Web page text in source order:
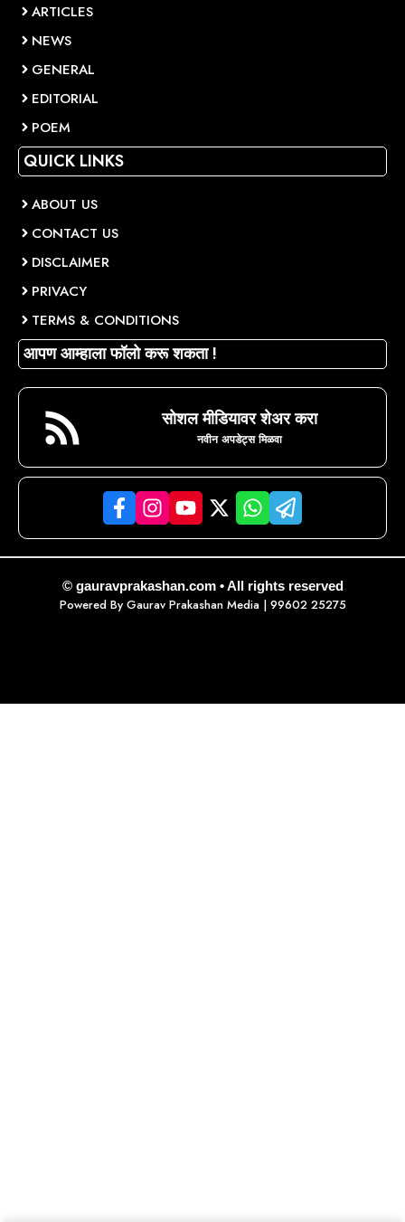
ARTICLES
NEWS
GENERAL
EDITORIAL
POEM
QUICK LINKS
ABOUT US
CONTACT US
DISCLAIMER
PRIVACY
TERMS & CONDITIONS
आपण आम्हाला फॉलो करू शकता !
सोशल मीडियावर शेअर करा
नवीन अपडेट्स मिळवा
© gauravprakashan.com • All rights reserved
Powered By Gaurav Prakashan Media| 99602 25275